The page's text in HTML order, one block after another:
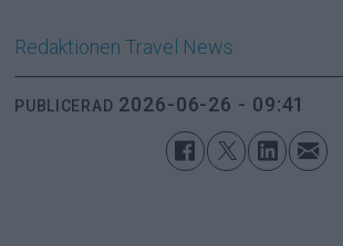
Redaktionen Travel News
PUBLICERAD 2026-06-26 - 09:41